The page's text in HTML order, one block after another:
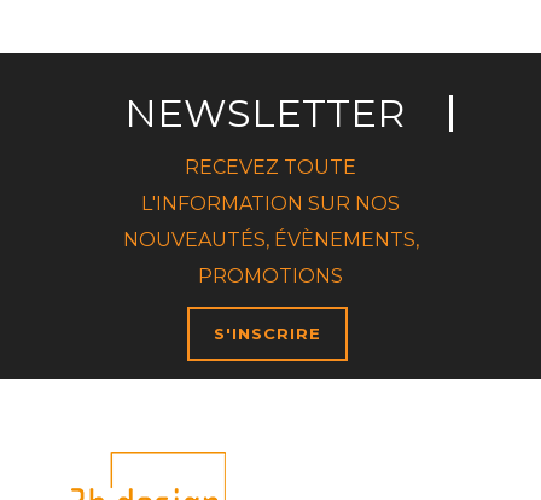
NEWSLETTER
RECEVEZ TOUTE
L'INFORMATION SUR NOS
NOUVEAUTÉS, ÉVÈNEMENTS,
PROMOTIONS
S'INSCRIRE